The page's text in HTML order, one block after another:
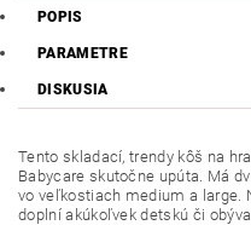
POPIS
PARAMETRE
DISKUSIA
Tento skladací, trendy kôš na
Babycare skutočne upúta. Má
vo veľkostiach medium a large.
doplní akúkoľvek detskú či